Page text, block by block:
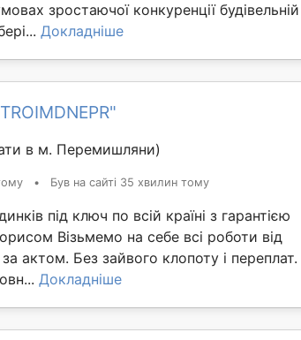
зростаючої конкуренції будівельній
Докладніше
в м. Перемишляни)
• Був на сайті 35 хвилин тому
під ключ по всій країні з гарантією
Візьмемо на себе всі роботи від
актом. Без зайвого клопоту і переплат.
Докладніше